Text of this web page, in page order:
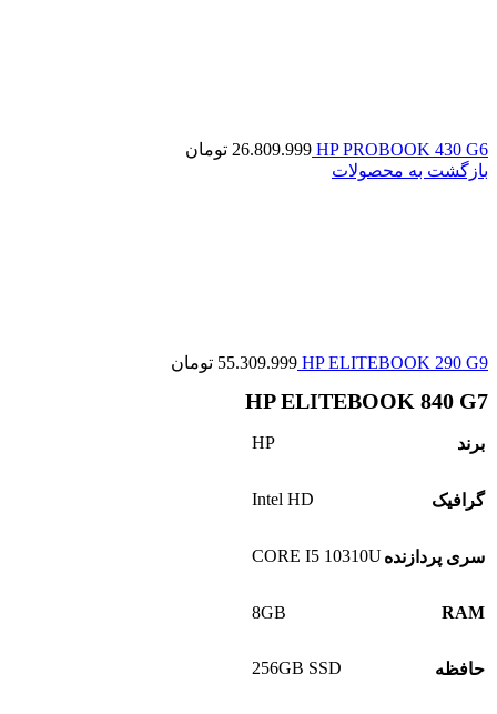
HP PROBOOK 430 G6
26.809.999 تومان
بازگشت به محصولات
HP ELITEBOOK 290 G9
55.309.999 تومان
HP ELITEBOOK 840 G7
برند HP
گرافیک Intel HD
سری پردازندهCORE I5 10310U
RAM
8GB
حافظه 256GB SSD